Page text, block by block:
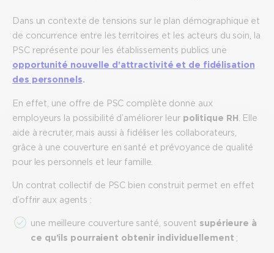
Dans un contexte de tensions sur le plan démographique et
de concurrence entre les territoires et les acteurs du soin, la
PSC représente pour les établissements publics une
opportunité nouvelle d’attractivité et de fidélisation
des personnels.
En effet, une offre de PSC complète donne aux
employeurs la possibilité d’améliorer leur politique RH . Elle
aide à recruter, mais aussi à fidéliser les collaborateurs,
grâce à une couverture en santé et prévoyance de qualité
pour les personnels et leur famille.
Un contrat collectif de PSC bien construit permet en effet
d’offrir aux agents :
une meilleure couverture santé, souvent supérieure à
ce qu’ils pourraient obtenir individuellement ;